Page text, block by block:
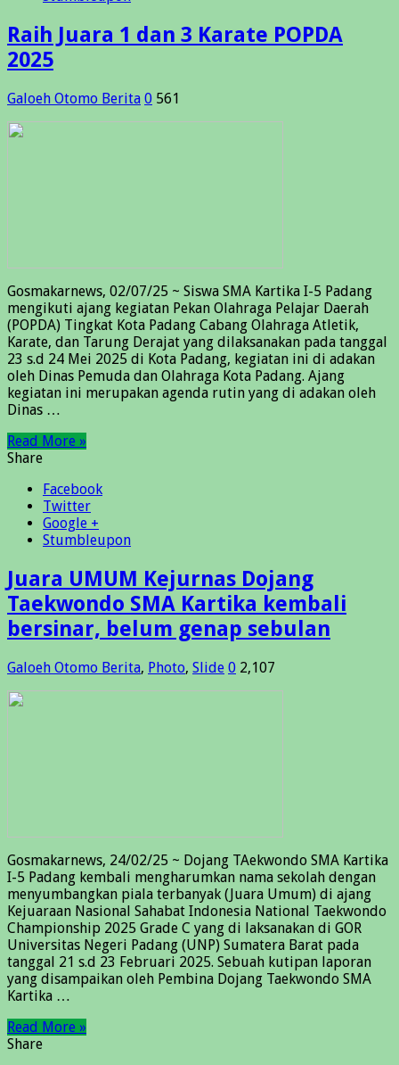
Raih Juara 1 dan 3 Karate POPDA
2025
Galoeh Otomo Berita 0 561
Gosmakarnews, 02/07/25 ~ Siswa SMA Kartika I-5 Padang
mengikuti ajang kegiatan Pekan Olahraga Pelajar Daerah
(POPDA) Tingkat Kota Padang Cabang Olahraga Atletik,
Karate, dan Tarung Derajat yang dilaksanakan pada tanggal
23 s.d 24 Mei 2025 di Kota Padang, kegiatan ini di adakan
oleh Dinas Pemuda dan Olahraga Kota Padang. Ajang
kegiatan ini merupakan agenda rutin yang di adakan oleh
Dinas …
Read More »
Share
Facebook
Twitter
Google +
Stumbleupon
Juara UMUM Kejurnas Dojang
Taekwondo SMA Kartika kembali
bersinar, belum genap sebulan
Galoeh Otomo Berita, Photo, Slide 0 2,107
Gosmakarnews, 24/02/25 ~ Dojang TAekwondo SMA Kartika
I-5 Padang kembali mengharumkan nama sekolah dengan
menyumbangkan piala terbanyak (Juara Umum) di ajang
Kejuaraan Nasional Sahabat Indonesia National Taekwondo
Championship 2025 Grade C yang di laksanakan di GOR
Universitas Negeri Padang (UNP) Sumatera Barat pada
tanggal 21 s.d 23 Februari 2025. Sebuah kutipan laporan
yang disampaikan oleh Pembina Dojang Taekwondo SMA
Kartika …
Read More »
Share